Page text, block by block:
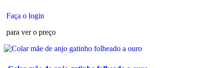
Faça o login
para ver o preço